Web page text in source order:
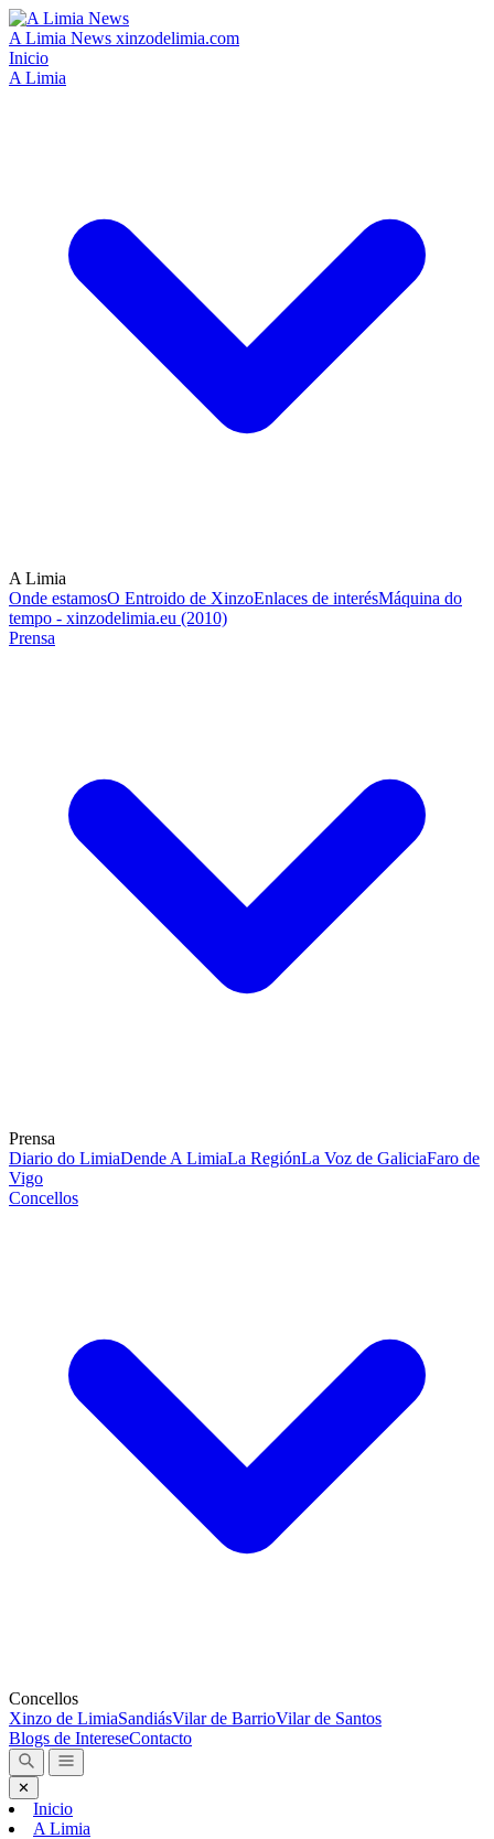
A Limia News xinzodelimia.com
Inicio
A Limia
A Limia
Onde estamosO Entroido de XinzoEnlaces de interésMáquina do
tempo - xinzodelimia.eu (2010)
Prensa
Prensa
Diario do LimiaDende A LimiaLa RegiónLa Voz de GaliciaFaro de
Vigo
Concellos
Concellos
Xinzo de LimiaSandiásVilar de BarrioVilar de Santos
Blogs de IntereseContacto
✕
Inicio
A Limia